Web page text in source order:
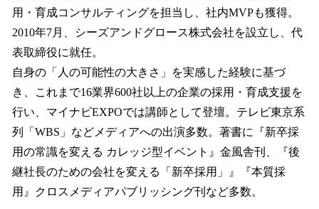
用・育成コンサルティングを担当し、社内MVPも獲得。
2010年7月、シーズアンドグロース株式会社を設立し、代
表取締役に就任。
自身の「人の可能性の大きさ」を実感した経験に基づ
き、これまで16業界600社以上の企業の採用・育成支援を
行い、マイナビEXPOでは講師として登壇。テレビ東京系
列「WBS」などメディアへの出演多数。著書に『新卒採
用の常識を変える カレッジ型イベント』金風舎刊、『後
継社長のための会社を変える「新卒採用」』『本質採
用』クロスメディアパブリッシング刊など多数。